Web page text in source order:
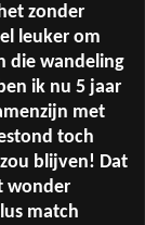
zonder
leuker om
die wandeling
ik nu 5 jaar
met
toch
blijven! Dat
wonder
match